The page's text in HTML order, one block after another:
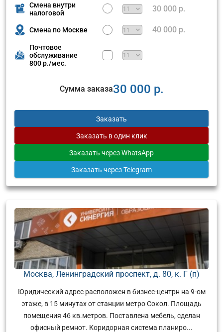
Смена внутри
налоговой
30 000 р.
Смена по Москве 40 000 р.
Почтовое
обслуживание
800 р./мес.
Сумма заказа30 000 р.
Заказать
Заказать в один клик
Заказать через WhatsApp
Заказать через Telegram
Москва, Ленинградский проспект, д. 80, к. Г (п)
Юридический адрес расположен в бизнес-центрн на 9-ом
этаже, в 15 минутах от станции метро Сокол. Площадь
помещения 46 кв.метров. Поставлена мебель, сделан
офисный ремнот. Коридорная система планиро...